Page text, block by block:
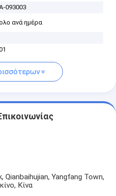
093003
ανά ημέρα
Qianbaihujian, Yangfang Town,
Κίνα